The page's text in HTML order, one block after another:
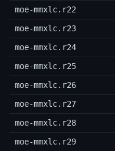
moe-mmxlc.r22
moe-mmxlc.r23
moe-mmxlc.r24
moe-mmxlc.r25
moe-mmxlc.r26
moe-mmxlc.r27
moe-mmxlc.r28
moe-mmxlc.r29